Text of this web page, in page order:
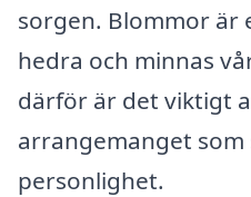
sorgen. Blommor är
hedra och minnas
därför är det viktigt
arrangemanget som
personlighet.